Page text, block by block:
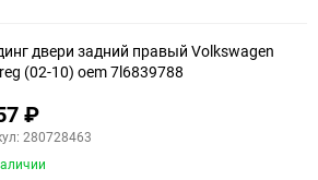
двери задний правый Volkswagen
(02-10) oem 7l6839788
₽
280728463